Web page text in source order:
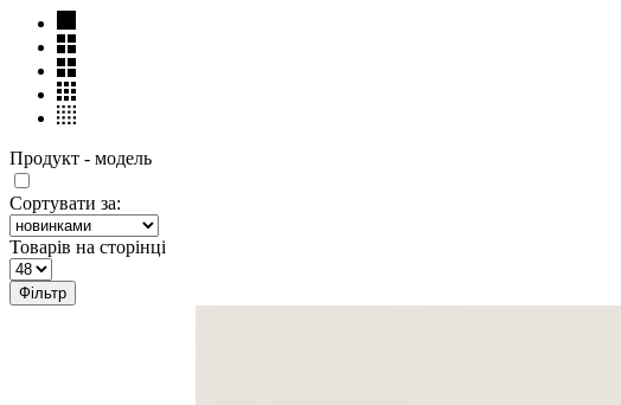
Продукт - модель
Сортувати за:
Товарів на сторінці
Фільтр